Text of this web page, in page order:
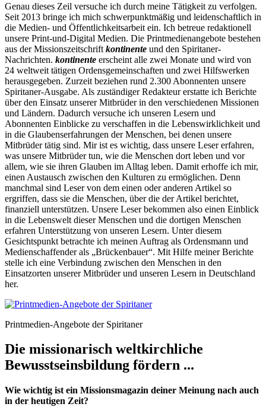
Genau dieses Zeil versuche ich durch meine Tätigkeit zu verfolgen.
Seit 2013 bringe ich mich schwerpunktmäßig und leidenschaftlich in
die Medien- und Öffentlichkeitsarbeit ein. Ich betreue redaktionell
unsere Print-und-Digital Medien. Die Printmedienangebote bestehen
aus der Missionszeitschrift kontinente und den Spiritaner-
Nachrichten. kontinente erscheint alle zwei Monate und wird von
24 weltweit tätigen Ordensgemeinschaften und zwei Hilfswerken
herausgegeben. Zurzeit beziehen rund 2.300 Abonnenten unsere
Spiritaner-Ausgabe. Als zuständiger Redakteur erstatte ich Berichte
über den Einsatz unserer Mitbrüder in den verschiedenen Missionen
und Ländern. Dadurch versuche ich unseren Lesern und
Abonnenten Einblicke zu verschaffen in die Lebenswirklichkeit und
in die Glaubenserfahrungen der Menschen, bei denen unsere
Mitbrüder tätig sind. Mir ist es wichtig, dass unsere Leser erfahren,
was unsere Mitbrüder tun, wie die Menschen dort leben und vor
allem, wie sie ihren Glauben im Alltag leben. Damit erhoffe ich mir,
einen Austausch zwischen den Kulturen zu ermöglichen. Denn
manchmal sind Leser von dem einen oder anderen Artikel so
ergriffen, dass sie die Menschen, über die der Artikel berichtet,
finanziell unterstützen. Unsere Leser bekommen also einen Einblick
in die Lebenswelt dieser Menschen und die dortigen Menschen
erfahren Unterstützung von unseren Lesern. Unter diesem
Gesichtspunkt betrachte ich meinen Auftrag als Ordensmann und
Medienschaffender als „Brückenbauer“. Mit Hilfe meiner Berichte
stelle ich eine Verbindung zwischen den Menschen in den
Einsatzorten unserer Mitbrüder und unseren Lesern in Deutschland
her.
Printmedien-Angebote der Spiritaner
Die missionarisch weltkirchliche
Bewusstseinsbildung fördern ...
Wie wichtig ist ein Missionsmagazin deiner Meinung nach auch
in der heutigen Zeit?